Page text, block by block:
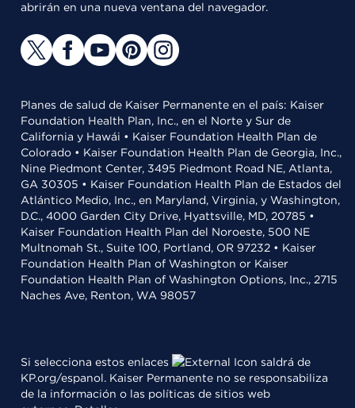
abrirán en una nueva ventana del navegador.
Planes de salud de Kaiser Permanente en el país: Kaiser
Foundation Health Plan, Inc., en el Norte y Sur de
California y Hawái • Kaiser Foundation Health Plan de
Colorado • Kaiser Foundation Health Plan de Georgia, Inc.,
Nine Piedmont Center, 3495 Piedmont Road NE, Atlanta,
GA 30305 • Kaiser Foundation Health Plan de Estados del
Atlántico Medio, Inc., en Maryland, Virginia, y Washington,
D.C., 4000 Garden City Drive, Hyattsville, MD, 20785 •
Kaiser Foundation Health Plan del Noroeste, 500 NE
Multnomah St., Suite 100, Portland, OR 97232 • Kaiser
Foundation Health Plan of Washington or Kaiser
Foundation Health Plan of Washington Options, Inc., 2715
Naches Ave, Renton, WA 98057
Si selecciona estos enlaces
saldrá de
KP.org/espanol. Kaiser Permanente no se responsabiliza
de la información o las políticas de sitios web